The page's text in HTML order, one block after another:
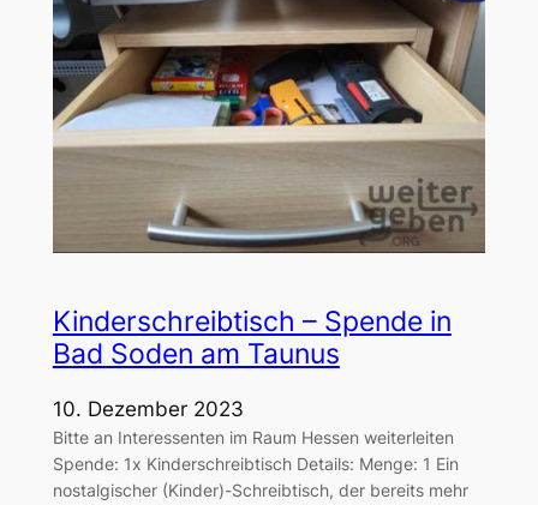
Kinderschreibtisch – Spende in
Bad Soden am Taunus
10. Dezember 2023
Bitte an Interessenten im Raum Hessen weiterleiten
Spende: 1x Kinderschreibtisch Details: Menge: 1 Ein
nostalgischer (Kinder)-Schreibtisch, der bereits mehr